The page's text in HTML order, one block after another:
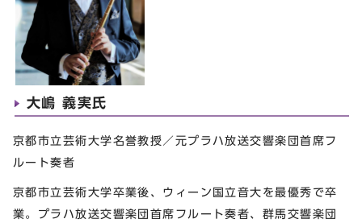
大嶋 義実氏
京都市立芸術大学名誉教授／元プラハ放送交響楽団首席フ
ルート奏者
京都市立芸術大学卒業後、ウィーン国立音大を最優秀で卒
業。プラハ放送交響楽団首席フルート奏者、群馬交響楽団